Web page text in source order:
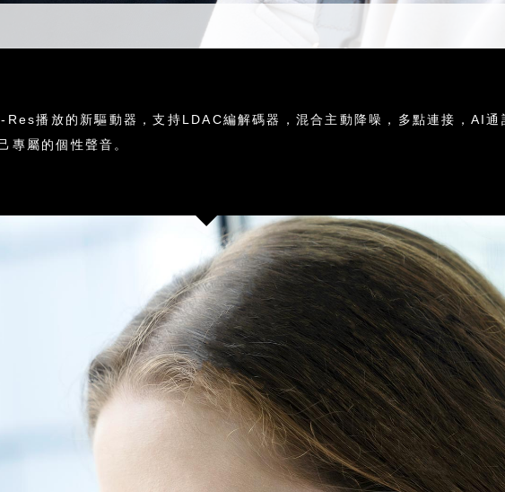
播放的新驅動器，支持LDAC編解碼器，混合主動降噪，多點連接，AI
屬的個性聲音。